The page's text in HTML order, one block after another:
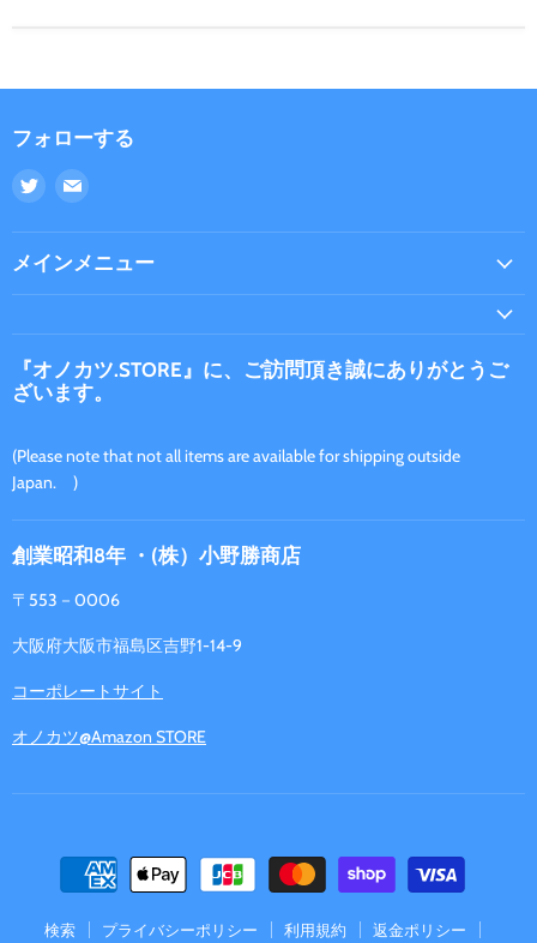
フォローする
Twitter
見
つ
く
だ
さ
E
ー
ル
つ
け
て
メインメニュー
『オノカツ.STORE』に、ご訪問頂き誠にありがとうご
ざいます。
(Please note that not all items are available for shipping outside
Japan. )
創業昭和8年 ・(株）小野勝商店
〒553－0006
大阪府大阪市福島区吉野1-14-9
コーポレートサイト
オノカツ@Amazon STORE
検索 プライバシーポリシー 利用規約 返金ポリシー